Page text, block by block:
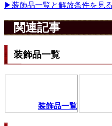
▶装飾品一覧と解放条件を見る
関連記事
装飾品一覧
装飾品一覧